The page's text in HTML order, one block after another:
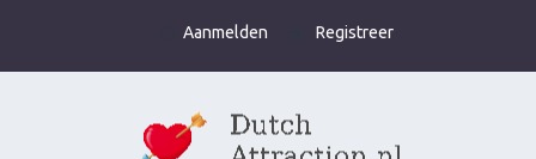
Aanmelden Registreer